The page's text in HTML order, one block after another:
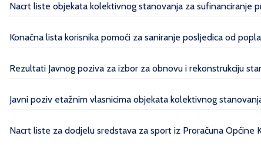
Nacrt liste objekata kolektivnog stanovanja za sufinanciranje
Konačna lista korisnika pomoći za saniranje posljedica od
Rezultati Javnog poziva za izbor za obnovu i rekonstrukciju
Javni poziv etažnim vlasnicima objekata kolektivnog
Nacrt liste za dodjelu sredstava za sport iz Proračuna Općine